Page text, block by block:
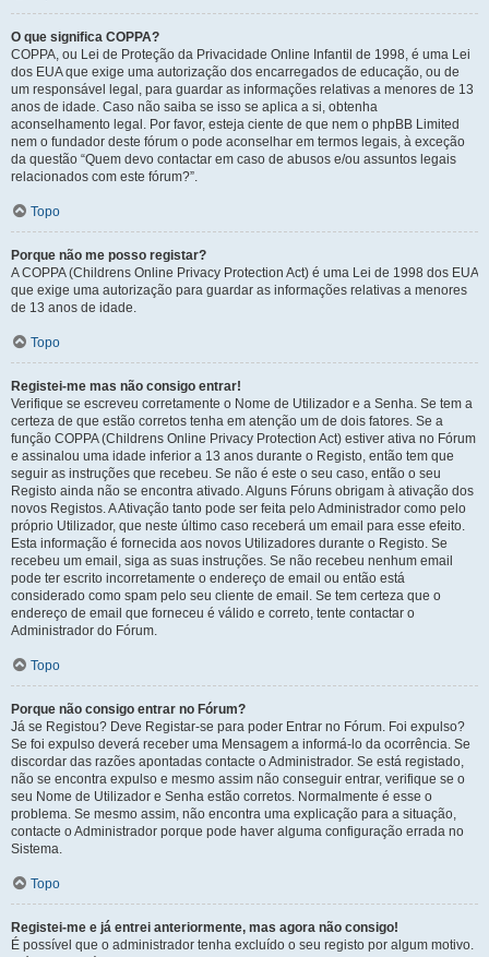
O que significa COPPA?
COPPA, ou Lei de Proteção da Privacidade Online Infantil de 1998, é uma Lei
dos EUA que exige uma autorização dos encarregados de educação, ou de
um responsável legal, para guardar as informações relativas a menores de 13
anos de idade. Caso não saiba se isso se aplica a si, obtenha
aconselhamento legal. Por favor, esteja ciente de que nem o phpBB Limited
nem o fundador deste fórum o pode aconselhar em termos legais, à exceção
da questão “Quem devo contactar em caso de abusos e/ou assuntos legais
relacionados com este fórum?”.
Topo
Porque não me posso registar?
A COPPA (Childrens Online Privacy Protection Act) é uma Lei de 1998 dos EUA
que exige uma autorização para guardar as informações relativas a menores
de 13 anos de idade.
Topo
Registei-me mas não consigo entrar!
Verifique se escreveu corretamente o Nome de Utilizador e a Senha. Se tem a
certeza de que estão corretos tenha em atenção um de dois fatores. Se a
função COPPA (Childrens Online Privacy Protection Act) estiver ativa no Fórum
e assinalou uma idade inferior a 13 anos durante o Registo, então tem que
seguir as instruções que recebeu. Se não é este o seu caso, então o seu
Registo ainda não se encontra ativado. Alguns Fóruns obrigam à ativação dos
novos Registos. A Ativação tanto pode ser feita pelo Administrador como pelo
próprio Utilizador, que neste último caso receberá um email para esse efeito.
Esta informação é fornecida aos novos Utilizadores durante o Registo. Se
recebeu um email, siga as suas instruções. Se não recebeu nenhum email
pode ter escrito incorretamente o endereço de email ou então está
considerado como spam pelo seu cliente de email. Se tem certeza que o
endereço de email que forneceu é válido e correto, tente contactar o
Administrador do Fórum.
Topo
Porque não consigo entrar no Fórum?
Já se Registou? Deve Registar-se para poder Entrar no Fórum. Foi expulso?
Se foi expulso deverá receber uma Mensagem a informá-lo da ocorrência. Se
discordar das razões apontadas contacte o Administrador. Se está registado,
não se encontra expulso e mesmo assim não conseguir entrar, verifique se o
seu Nome de Utilizador e Senha estão corretos. Normalmente é esse o
problema. Se mesmo assim, não encontra uma explicação para a situação,
contacte o Administrador porque pode haver alguma configuração errada no
Sistema.
Topo
Registei-me e já entrei anteriormente, mas agora não consigo!
É possível que o administrador tenha excluído o seu registo por algum motivo.